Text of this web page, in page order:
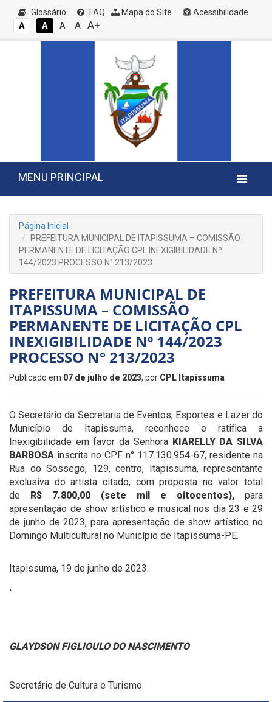
Glossário FAQ Mapa do Site
Acessibilidade
A
A A- A A+
MENU PRINCIPAL
Página Inicial
PREFEITURA MUNICIPAL DE ITAPISSUMA – COMISSÃO
PERMANENTE DE LICITAÇÃO CPL INEXIGIBILIDADE Nº
144/2023 PROCESSO N° 213/2023
PREFEITURA MUNICIPAL DE
ITAPISSUMA – COMISSÃO
PERMANENTE DE LICITAÇÃO CPL
INEXIGIBILIDADE Nº 144/2023
PROCESSO N° 213/2023
Publicado em 07 de julho de 2023, por CPL Itapissuma
O Secretário da Secretaria de Eventos, Esportes e Lazer do
Município de Itapissuma, reconhece e ratifica a
Inexigibilidade em favor da Senhora KIARELLY DA SILVA
BARBOSA inscrita no CPF n° 117.130.954-67, residente na
Rua do Sossego, 129, centro, Itapissuma, representante
exclusiva do artista citado, com proposta no valor total
de R$ 7.800,00 (sete mil e oitocentos), para
apresentação de show artístico e musical nos dia 23 e 29
de junho de 2023, para apresentação de show artístico no
Domingo Multicultural no Município de Itapissuma-PE.
Itapissuma, 19 de junho de 2023.
.
GLAYDSON FIGLIOULO DO NASCIMENTO
Secretário de Cultura e Turismo